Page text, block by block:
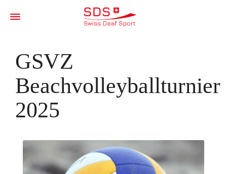
GSVZ
Beachvolleyballturnier
2025